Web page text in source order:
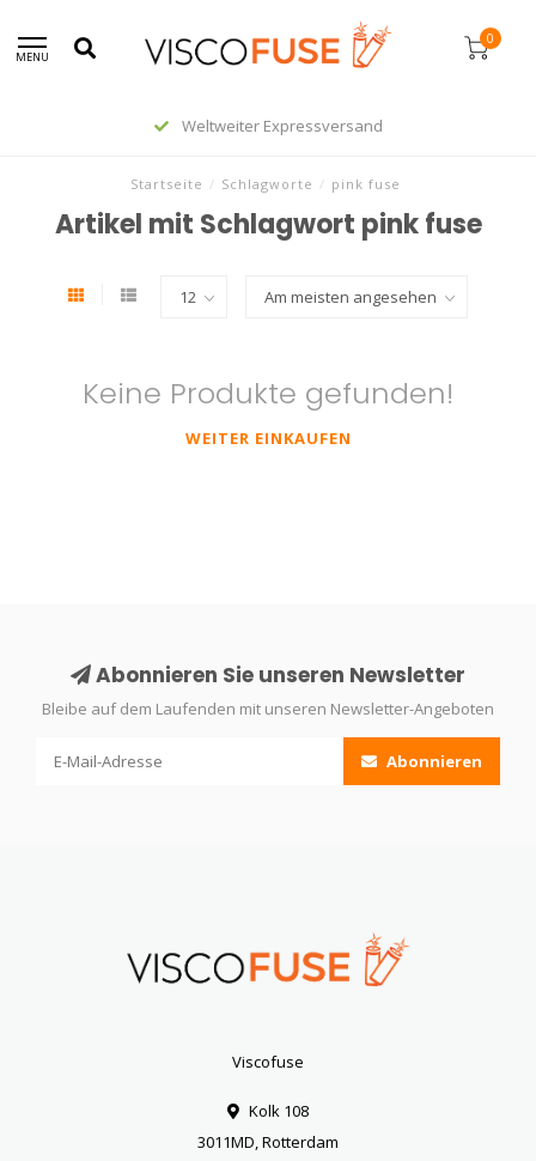
MENU
0
Weltweiter Expressversand
Startseite / Schlagworte / pink fuse
Artikel mit Schlagwort pink fuse
Keine Produkte gefunden!
WEITER EINKAUFEN
Abonnieren Sie unseren Newsletter
Bleibe auf dem Laufenden mit unseren Newsletter-Angeboten
Abonnieren
Viscofuse
Kolk 108
3011MD, Rotterdam